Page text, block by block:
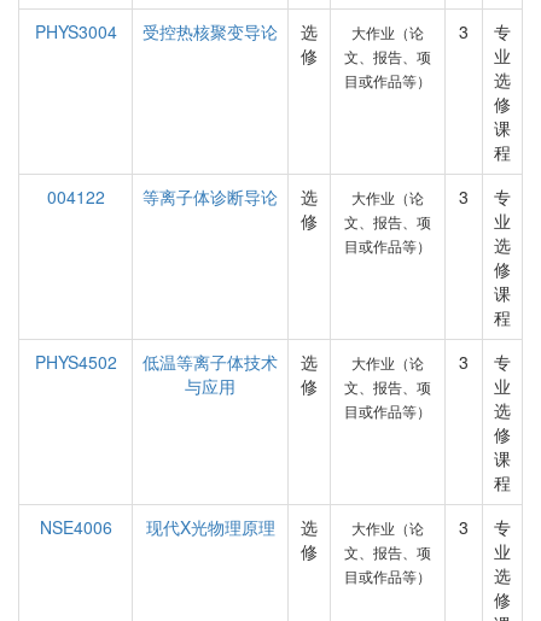
PHYS3004
受控热核聚变导论
选
修
大作业（论
文、报告、项
目或作品等）
3
专
业
选
修
课
程
004122
等离子体诊断导论
选
修
大作业（论
文、报告、项
目或作品等）
3
专
业
选
修
课
程
PHYS4502
低温等离子体技术
与应用
选
修
大作业（论
文、报告、项
目或作品等）
3
专
业
选
修
课
程
NSE4006
现代X光物理原理
选
修
大作业（论
文、报告、项
目或作品等）
3
专
业
选
修